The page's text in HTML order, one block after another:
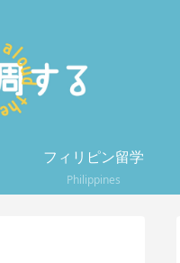
フィリピン留学
Philippines